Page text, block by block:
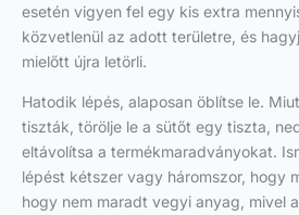
esetén vigyen fel egy kis extra
közvetlenül az adott területre, és
mielőtt újra letörli.
Hatodik lépés, alaposan öblítse le.
tiszták, törölje le a sütőt egy tiszta,
eltávolítsa a termékmaradványokat.
lépést kétszer vagy háromszor, hogy
hogy nem maradt vegyi anyag, mivel